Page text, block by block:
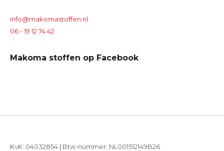
info@makomastoffen.nl
06 - 19 12 74 42
Makoma stoffen op Facebook
KvK: 04032854 | Btw-nummer: NL001512149B26